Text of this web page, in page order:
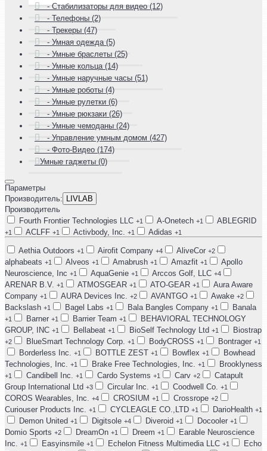
- Стабилизаторы для видео (12)
- Телефоны (2)
- Трекеры (47)
- Умная одежда (5)
- Умные браслеты (25)
- Умные кольца (14)
- Умные наручные часы (51)
- Умные роботы (4)
- Умные рулетки (6)
- Умные рюкзаки (26)
- Умные чемоданы (24)
- Управление умным домом (427)
- Фото-Видео (174)
Умные гаджеты (0)
Параметры
Производитель: LIVLAB
Производитель
Fourth Frontier Technologies LLC +1 A-Onetech +1 ABLEGRID
+1 ACLFF +1 Activbody, Inc. +1 Adidas +1
Aethia Outdoors +1 Airofit Company +4 AliveCor +2
alphabeats +1 Alveos +1 Amabrush +1 Amazfit +1
Apollo
Neuroscience, Inc +1 AquaGenie +1 Arccos Golf, LLC +4
ARENAR B.V. +1 ATMOSGEAR +1 ATO-GEAR +1
Aura Aware
Company +1 AURA Devices Inc. +2 AVANTGO +1 Awake +2
Backslash +1 Bagel Labs +1 Bala Bangles Company +1 Banala
+1 Barner +1 Barrier Team +1
BEHAVIORAL TECHNOLOGY
GROUP, INC +1 Bellabeat +1 BioSelf Technology Ltd +1 Biostrap
+2 BlueSmart Technology Corp. +1 BodyCROSS +1 Bontrager +1
Borderless Inc. +1 BOTTLE ZEST +1 Bowflex +1
Bowhead
Technologies, Inc. +1 Brake Free Technologies, Inc. +1 Brooklyness
+1 Candibell Inc. +1 Cardo Systems +1 Carv +2
Catapult
Group International Ltd +3 Circular Inc. +1 Coodwell Co. +1
COROS Wearables, Inc. +4 CROSIUM +1 Crossrope +2
Curiouser Products Inc. +1 CYCLEAGLE CO.,LTD +1 DarioHealth +1
Demon United +1 Digitsole +4 Diveroid +1 Docooler +1
Domio Sports +2 DreamOn +1 Dreem +1
Earable Neuroscience
Inc. +1 Easyinsmile +1 Echelon Fitness Multimedia LLC +1
Echo